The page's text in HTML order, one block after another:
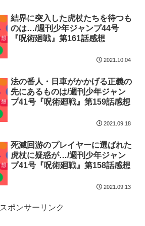
結界に突入した虎杖たちを待つも
のは…/週刊少年ジャンプ44号
『呪術廻戦』第161話感想
2021.10.04
法の番人・日車がかかげる正義の
先にあるものは/週刊少年ジャン
プ41号『呪術廻戦』第159話感想
2021.09.18
死滅回游のプレイヤーに選ばれた
虎杖に疑惑が…/週刊少年ジャン
プ41号『呪術廻戦』第158話感想
2021.09.13
スポンサーリンク